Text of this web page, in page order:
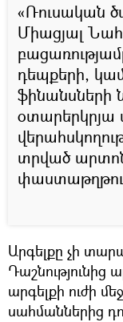
«Ռուսական
Միացյալ
դեպքերի,
ֆինանսների
օտարերկրյա
տրված
Արգելքը չի
Դաշնությունից
արգելքի ուժի
սահմաններից